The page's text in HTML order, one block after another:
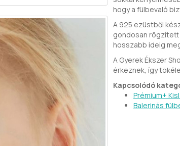
hogy a fülbevaló
A 925 ezüstből
gondosan rögzített
hosszabb ideig
A Gyerek Ékszer
érkeznek, így
Kapcsolódó
Prémium+
Balerinás